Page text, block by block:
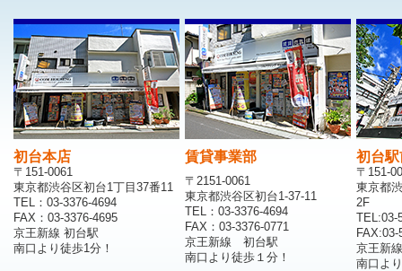
初台本店
〒151-0061
東京都渋谷区初台1丁目37番11
TEL：03-3376-4694
FAX：03-3376-4695
京王新線 初台駅
南口より徒歩1分！
賃貸事業部
〒2151-0061
東京都渋谷区初台1-37-11
TEL：03-3376-4694
FAX：03-3376-0771
京王新線 初台駅
南口より徒歩１分！
初台
〒151-
東京都
2F
TEL:03-
FAX:03-
京王新
南口よ